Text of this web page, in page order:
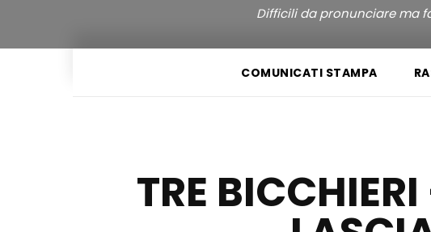
Difficili da pronunciare ma
COMUNICATI STAMPA
TRE